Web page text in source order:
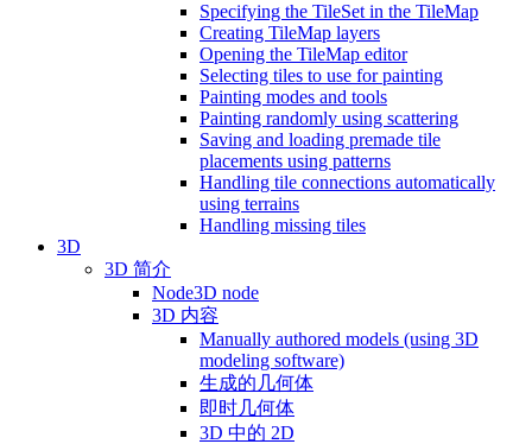
Specifying the TileSet in the TileMap
Creating TileMap layers
Opening the TileMap editor
Selecting tiles to use for painting
Painting modes and tools
Painting randomly using scattering
Saving and loading premade tile
placements using patterns
Handling tile connections automatically
using terrains
Handling missing tiles
3D
3D 简介
Node3D node
3D 内容
Manually authored models (using 3D
modeling software)
生成的几何体
即时几何体
3D 中的 2D